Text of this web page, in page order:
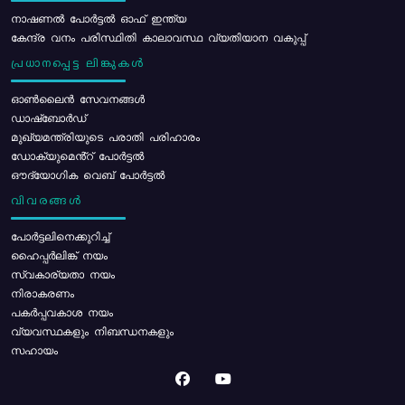
നാഷണൽ പോർട്ടൽ ഓഫ് ഇന്ത്യ
കേന്ദ്ര വനം പരിസ്ഥിതി കാലാവസ്ഥ വ്യതിയാന വകുപ്പ്
പ്രധാനപ്പെട്ട ലിങ്കുകൾ
ഓൺലൈൻ സേവനങ്ങൾ
ഡാഷ്ബോർഡ്
മുഖ്യമന്ത്രിയുടെ പരാതി പരിഹാരം
ഡോക്യുമെൻ്റ് പോർട്ടൽ
ഔദ്യോഗിക വെബ് പോർട്ടൽ
വിവരങ്ങൾ
പോര്‍ട്ടലിനെക്കുറിച്ച്
ഹൈപ്പർലിങ്ക് നയം
സ്വകാര്യതാ നയം
നിരാകരണം
പകർപ്പവകാശ നയം
വ്യവസ്ഥകളും നിബന്ധനകളും
സഹായം